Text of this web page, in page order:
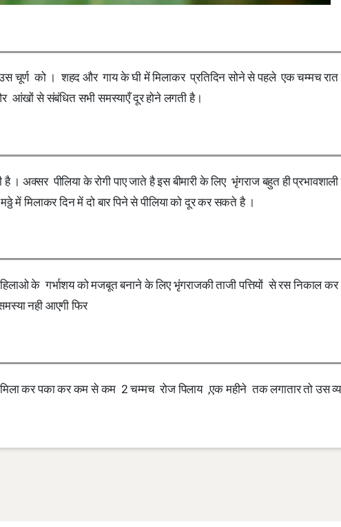
चूर्ण को । शहद और गाय के घी में मिलाकर प्रतिदिन सोने से पहले एक चम्मच
से संबंधित सभी समस्याएँ दूर होने लगती है।
अक्सर पीलिया के रोगी पाए जाते है इस बीमारी के लिए भृंगराज बहुत ही प्रभावशाली
में मिलाकर दिन में दो बार पिने से पीलिया को दूर कर सकते है ।
के गर्भाशय को मजबूत बनाने के लिए भृंगराजकी ताजी पत्तियों से रस निकाल
नही आएगी फिर
कर पका कर कम से कम 2 चम्मच रोज पिलाय ,एक महीने तक लगातार तो उस